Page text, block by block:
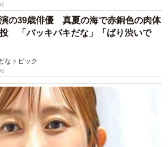
の39歳俳優 真夏の海で赤銅色の肉体
「バッキバキだな」「ばり渋いで
なトピック